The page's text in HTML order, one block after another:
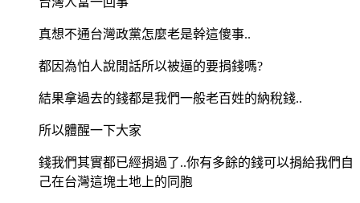
真想不通台灣政黨怎麼老是幹這傻事..
都因為怕人說閒話所以被逼的要捐錢嗎?
結果拿過去的錢都是我們一般老百姓的納稅錢..
所以體醒一下大家
錢我們其實都已經捐過了..你有多餘的錢可以捐給我們自
己在台灣這塊土地上的同胞